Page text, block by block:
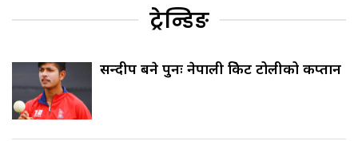
ट्रेन्डिङ
सन्दीप बने पुनः नेपाली क्रिकेट टोलीको कप्तान